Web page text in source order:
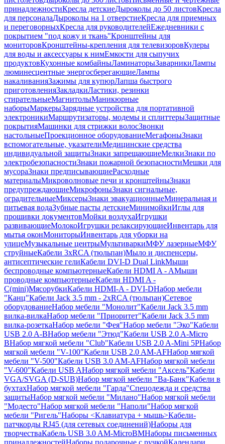
принадлежностиКресла детскиеДыроколы до 50 листовКресла
для персоналаДыроколы на 1 отверстиеКресла для приемных
и переговорныхКресла для руководителейЕжедневники с
покрытием "под кожу и ткань"Кронштейны для
мониторовКронштейны-крепления для телевизоровКулеры
для воды и аксессуары к нимЕмкости для сыпучих
продуктовКухонные комбайныЛаминаторыЗаварникиЛампы
люминесцентные энергосберегающиеЛампы
накаливанияЗажимы для купюрЛапша быстрого
приготовленияЗакладкиЛастики, резинки
стирательныеМагнитолыМаникюрные
наборыМаркерыЗарядные устройства для портативной
электроникиМаршрутизаторы, модемы и сплиттерыЗащитные
покрытияМашинки для стрижки волосЗвонки
настольныеПроекционное оборудованиеМегафоныЗнаки
вспомогательные, указателиМедицинские средства
индивидуальной защитыЗнаки запрещающиеМелкиЗнаки по
электробезопасностиЗнаки пожарной безопасностиМешки для
мусораЗнаки предписывающиеРасходные
материалыМикроволновые печи и кронштейныЗнаки
предупреждающиеМикрофоныЗнаки сигнальные,
оградительныеМиксерыЗнаки эвакуационныеМинеральная и
питьевая водаЗубные пасты детскиеМинимойкиИглы для
прошивки документовМойки воздухаИгрушки
развивающиеМолокоИгрушки релаксирующиеИнвентарь для
мытья оконМониторыИнвентарь для уборки на
улицеМузыкальные центрыМультиваркиМФУ лазерныеМФУ
струйныеКабели 3xRCA (тюльпан)Мыло и диспенсеры,
антисептические гелиКабели DVI-D Dual LinkМыши
беспроводные компьютерныеКабели HDMI A - AМыши
проводные компьютерныеКабели HDMI A -
C(mini)МясорубкиКабели HDMI-A - DVI-DНабор мебели
"Канц"Кабели Jack 3.5 mm - 2xRCA (тюльпан)Сетевое
оборудованиеНабор мебели "Монолит"Кабели Jack 3.5 mm
вилка-вилкаНабор мебели "Приоритет"Кабели Jack 3.5 mm
вилка-розеткаНабор мебели "Фея"Набор мебели "Эко"Кабели
USB 2.0 A-BНабор мебели "Этюд"Кабели USB 2.0 A-Micro
BНабор мягкой мебели "Club"Кабели USB 2.0 A-Mini 5PНабор
мягкой мебели "V-100"Кабели USB 2.0 AM-AFНабор мягкой
мебели "V-500"Кабели USB 3.0 AM-AFНабор мягкой мебели
"V-600"Кабели USB AНабор мягкой мебели "Аксель"Кабели
VGA/SVGA (D-SUB)Набор мягкой мебели "Ва-Банк"Кабели в
бухтахНабор мягкой мебели "Гарда"Спецодежда и средства
защитыНабор мягкой мебели "Милано"Набор мягкой мебели
"Модесто"Набор мягкой мебели "Наполи"Набор мягкой
мебели "Ригель"Наборы <Клавиатура + мышь>Кабели-
патчкорды RJ45 (для сетевых соединений)Наборы для
творчестваКабель USB 3.0 AM-MicroBMНаборы письменных
принадлежностейНаборы подарочные с ручкойКалендари